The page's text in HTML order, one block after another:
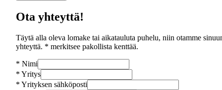
Ota yhteyttä!
Täytä alla oleva lomake tai aikatauluta puhelu, niin otamme
yhteyttä. * merkitsee pakollista kenttää.
* Nimi
* Yritys
* Yrityksen sähköposti